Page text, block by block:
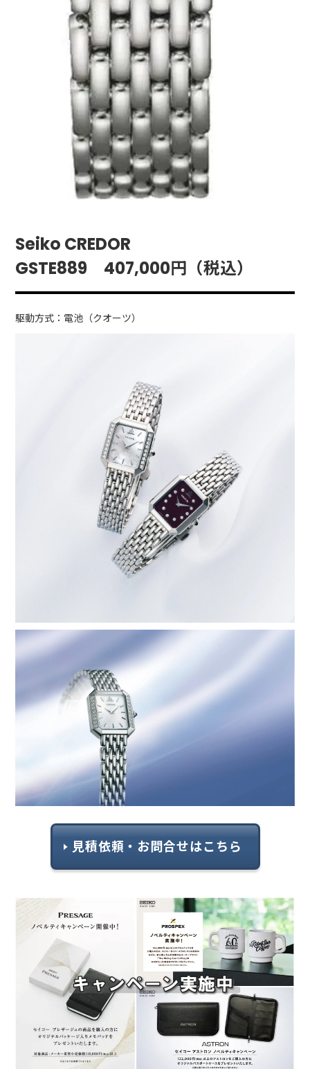
Seiko CREDOR
GSTE889 407,000円（税込）
駆動方式：電池（クオーツ）
見積依頼・お問合せはこちら